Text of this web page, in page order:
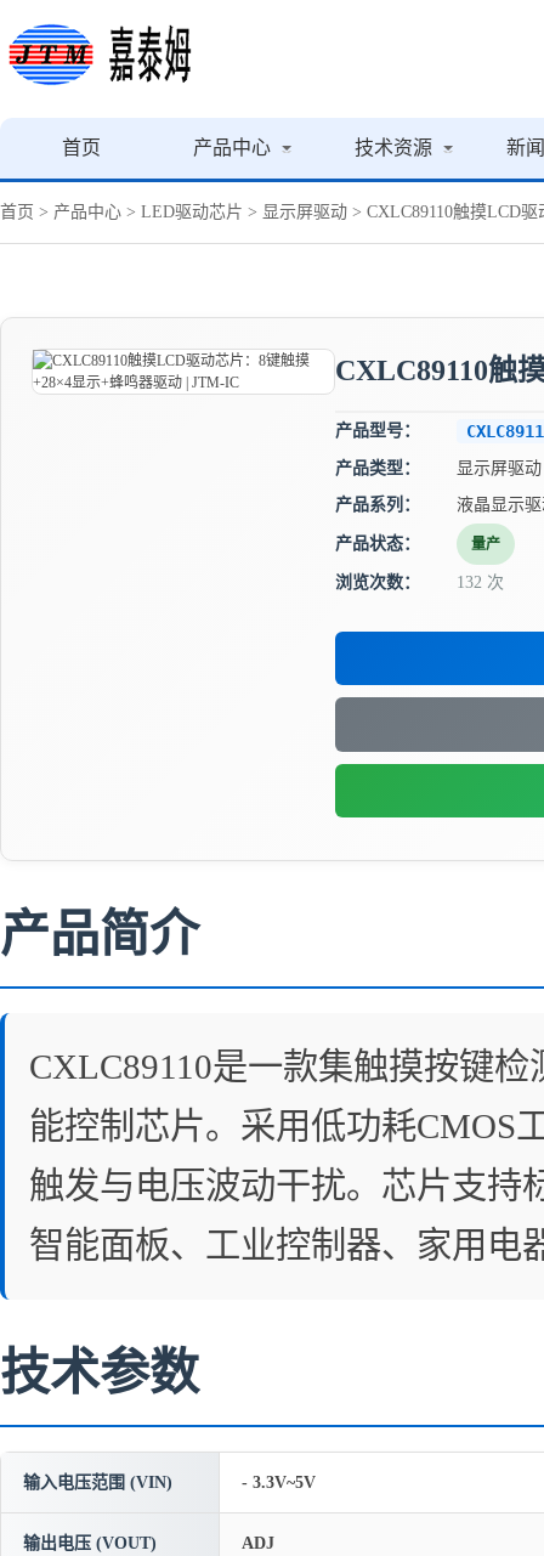
首页 产品中心 技术资源 新
首页 > 产品中心 > LED驱动芯片 > 显示屏驱动 > CXLC89110触摸LCD
CXLC89110触
产品型号：
产品类型：
显示屏驱动
产品系列：
液晶显示
产品状态： 量产
浏览次数： 132 次
产品简介
CXLC89110是一款集触摸按键
能控制芯片。采用低功耗CMOS
触发与电压波动干扰。芯片支持
智能面板、工业控制器、家用电
技术参数
输入电压范围 (VIN) - 3.3V~5V
输出电压 (VOUT) ADJ